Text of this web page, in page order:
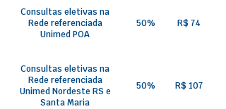
Consultas eletivas na
Rede referenciada
Unimed POA
50% R$ 74
Consultas eletivas na
Rede referenciada
Unimed Nordeste RS e
Santa Maria
50% R$ 107